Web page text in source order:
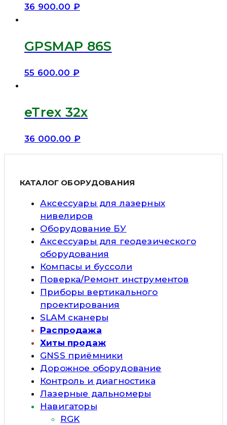
36 900.00 ₽
GPSMAP 86S
55 600.00 ₽
eTrex 32x
36 000.00 ₽
КАТАЛОГ ОБОРУДОВАНИЯ
Аксессуары для лазерных
нивелиров
Оборудование БУ
Аксессуары для геодезического
оборудования
Компасы и буссоли
Поверка/Ремонт инструментов
Приборы вертикального
проектирования
SLAM сканеры
Распродажа
Хиты продаж
GNSS приёмники
Дорожное оборудование
Контроль и диагностика
Лазерные дальномеры
Навигаторы
RGK